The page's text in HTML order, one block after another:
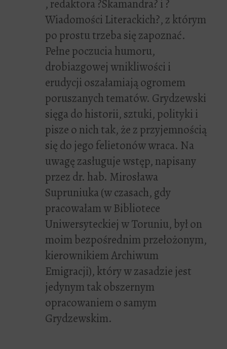
, redaktora ?Skamandra? i ?
Wiadomości Literackich?, z którym
po prostu trzeba się zapoznać.
Pełne poczucia humoru,
drobiazgowej wnikliwości i
erudycji oszałamiają ogromem
poruszanych tematów. Grydzewski
sięga do historii, sztuki, polityki i
pisze o nich tak, że z przyjemnością
się do jego felietonów wraca. Na
uwagę zasługuje wstęp, napisany
przez dr. hab. Mirosława
Supruniuka (w czasach, gdy
pracowałam w Bibliotece
Uniwersyteckiej w Toruniu, był on
moim bezpośrednim przełożonym,
kierownikiem Archiwum
Emigracji), który w zasadzie jest
jedynym tak obszernym
opracowaniem o samym
Grydzewskim.